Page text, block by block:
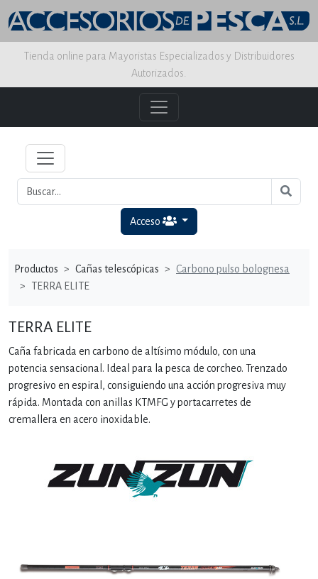
Tienda online para Mayoristas Especializados y Distribuidores
Autorizados.
Acceso
Productos Cañas telescópicas
Carbono pulso bolognesa
TERRA ELITE
TERRA ELITE
Caña fabricada en carbono de altísimo módulo, con una
potencia sensacional. Ideal para la pesca de corcheo. Trenzado
progresivo en espiral, consiguiendo una acción progresiva muy
rápida. Montada con anillas KTMFG y portacarretes de
cremallera en acero inoxidable.